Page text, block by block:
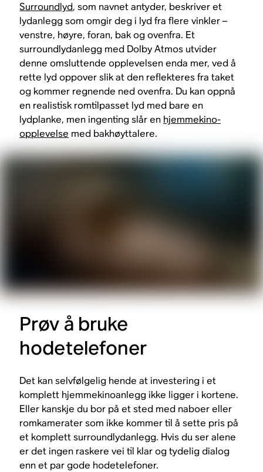
Surroundlyd, som navnet antyder, beskriver et
lydanlegg som omgir deg i lyd fra flere vinkler –
venstre, høyre, foran, bak og ovenfra. Et
surroundlydanlegg med Dolby Atmos utvider
denne omsluttende opplevelsen enda mer, ved å
rette lyd oppover slik at den reflekteres fra taket
og kommer regnende ned ovenfra. Du kan oppnå
en realistisk romtilpasset lyd med bare en
lydplanke, men ingenting slår en hjemmekino-
opplevelse med bakhøyttalere.
Prøv å bruke
hodetelefoner
Det kan selvfølgelig hende at investering i et
komplett hjemmekinoanlegg ikke ligger i kortene.
Eller kanskje du bor på et sted med naboer eller
romkamerater som ikke kommer til å sette pris på
et komplett surroundlydanlegg. Hvis du ser alene
er det ingen raskere vei til klar og tydelig dialog
enn et par gode hodetelefoner.